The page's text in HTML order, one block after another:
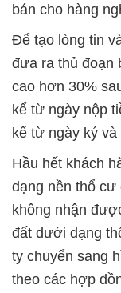
bán cho hàng
Để tạo lòng tin
đưa ra thủ đoạn
cao hơn 30%
kể từ ngày nộp
kể từ ngày ký
Hầu hết khách
dạng nền thổ cư
không nhận
đất dưới dạng
ty chuyển sang
theo các hợp